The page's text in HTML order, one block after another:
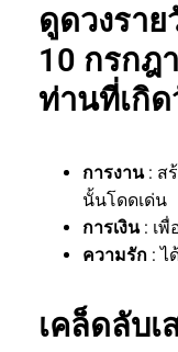
ดูดวงรา
10 กรกฎ
ท่านที่เกิ
การงาน : ส
นั้นโดดเด่น
การเงิน : เ
ความรัก : ไ
เคล็ดลับ